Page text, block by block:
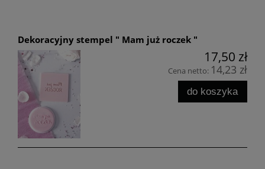
Dekoracyjny stempel " Mam już roczek "
17,50 zł
Cena netto: 14,23 zł
do koszyka